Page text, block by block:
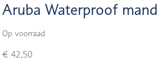
Aruba Waterproof
Op voorraad
€ 42,50